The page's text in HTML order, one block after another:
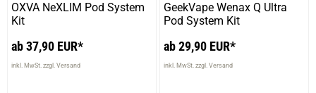
OXVA NeXLIM Pod System
Kit
ab 37,90 EUR*
inkl. MwSt. zzgl. Versand
GeekVape Wenax Q Ultra
Pod System Kit
ab 29,90 EUR*
inkl. MwSt. zzgl. Versand